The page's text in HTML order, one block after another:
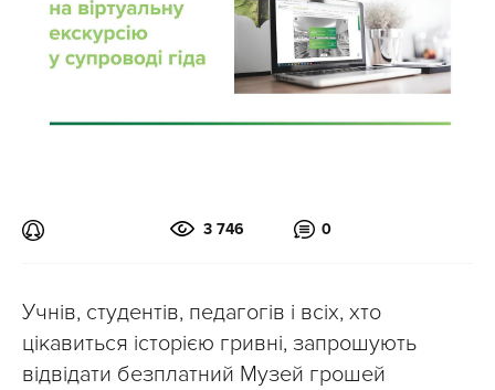
3 746 0
Учнів, студентів, педагогів і всіх, хто
цікавиться історією гривні, запрошують
відвідати безплатний Музей грошей